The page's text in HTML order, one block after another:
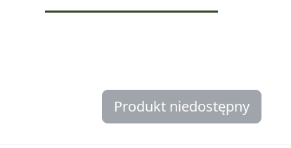
Produkt niedostępny